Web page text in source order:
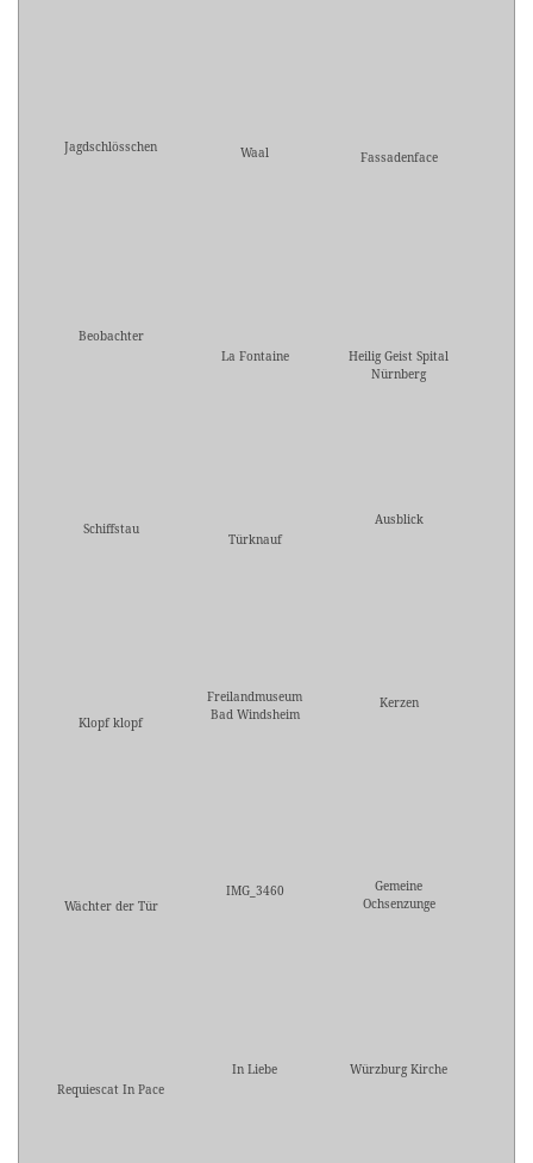
Jagdschlösschen Waal Fassadenface
Beobachter
La Fontaine
Heilig Geist Spital
Nürnberg
Schiffstau
Türknauf
Ausblick
Klopf klopf
Freilandmuseum
Bad Windsheim
Kerzen
Wächter der Tür
IMG_3460
Gemeine
Ochsenzunge
Requiescat In Pace
In Liebe Würzburg Kirche